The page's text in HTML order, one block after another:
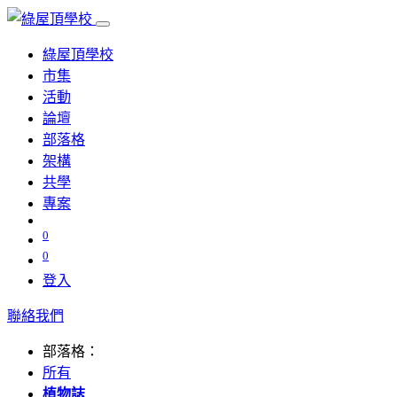
綠屋頂學校
市集
活動
論壇
部落格
架構
共學
專案
0
0
登入
聯絡我們
部落格：
所有
植物誌